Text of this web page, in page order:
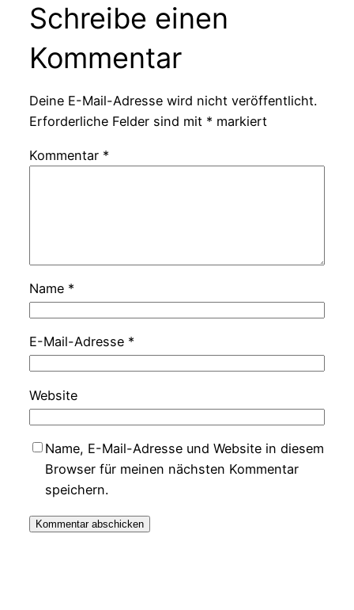
Schreibe einen
Kommentar
Deine E-Mail-Adresse wird nicht veröffentlicht.
Erforderliche Felder sind mit * markiert
Kommentar *
Name *
E-Mail-Adresse *
Website
Name, E-Mail-Adresse und Website in diesem
Browser für meinen nächsten Kommentar
speichern.